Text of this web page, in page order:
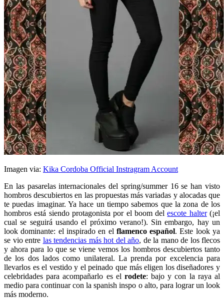
Imagen via: Kika Cordoba Official Instragram Account
En las pasarelas internacionales del spring/summer 16 se han visto
hombros descubiertos en las propuestas más variadas y alocadas que
te puedas imaginar. Ya hace un tiempo sabemos que la zona de los
hombros está siendo protagonista por el boom delescote halter(¡el
cual se seguirá usando el próximo verano!). Sin embargo, hay un
look dominante: el inspirado en el flamenco español. Este look ya
se vio entre las tendencias más hot del año, de la mano de los flecos
y ahora para lo que se viene vemos los hombros descubiertos tanto
de los dos lados como unilateral. La prenda por excelencia para
llevarlos es el vestido y el peinado que más eligen los diseñadores y
celebridades para acompañarlo es el rodete: bajo y con la raya al
medio para continuar con la spanish inspo o alto, para lograr un look
más moderno.